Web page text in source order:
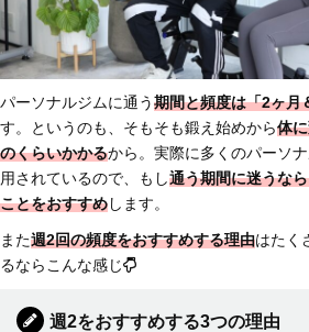
パーソナルジムに通う期間と頻度は「2ヶ月
す。というのも、そもそも鍛え始めから体
のくらいかかるから。実際に多くのパーソ
用されているので、もし通う期間に迷うな
ことをおすすめします。
また週2回の頻度をおすすめする理由はたく
るならこんな感じ
週2をおすすめする3つの理由